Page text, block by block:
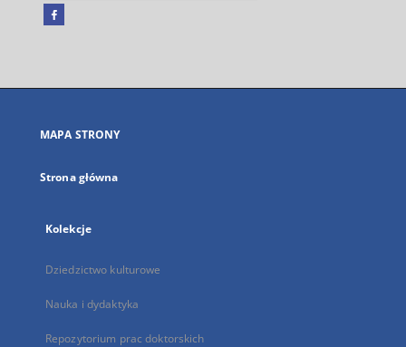
Facebook
się
karcie
MAPA STRONY
Strona główna
Kolekcje
Dziedzictwo kulturowe
Nauka i dydaktyka
Repozytorium prac doktorskich